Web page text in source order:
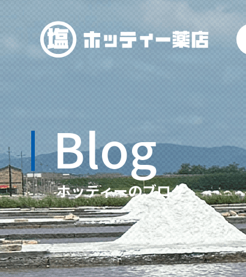
Blog
ホッティーのブログ